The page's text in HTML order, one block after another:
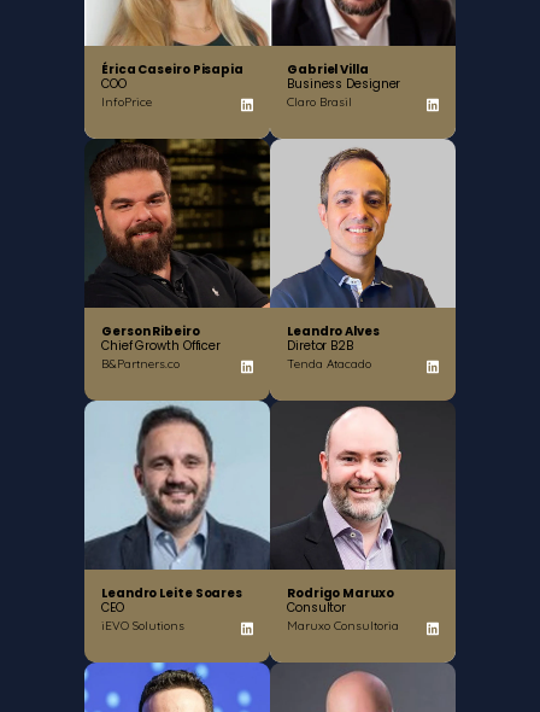
Érica Caseiro Pisapia
COO
InfoPrice
Gabriel Villa
Business Designer
Claro Brasil
Gerson Ribeiro
Chief Growth Officer
B&Partners.co
Leandro Alves
Diretor B2B
Tenda Atacado
Leandro Leite Soares
CEO
iEVO Solutions
Rodrigo Maruxo
Consultor
Maruxo Consultoria